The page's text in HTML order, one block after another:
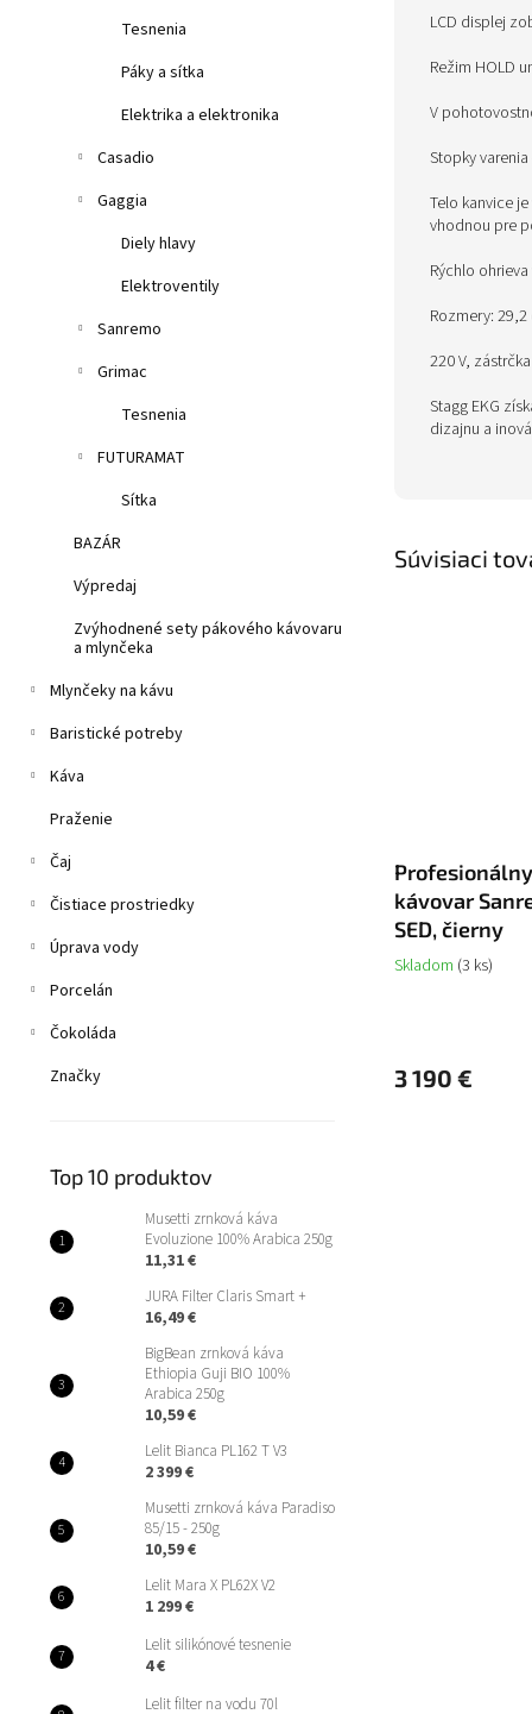
Tesnenia
Páky a sítka
Elektrika a elektronika
Casadio
Gaggia
Diely hlavy
Elektroventily
Sanremo
Grimac
Tesnenia
FUTURAMAT
Sítka
BAZÁR
Výpredaj
Zvýhodnené sety pákového kávovaru
a mlynčeka
Mlynčeky na kávu
Baristické potreby
Káva
Praženie
Čaj
Čistiace prostriedky
Úprava vody
Porcelán
Čokoláda
Značky
Top 10 produktov
Musetti zrnková káva
Evoluzione 100% Arabica 250g
11,31 €
JURA Filter Claris Smart +
16,49 €
BigBean zrnková káva
Ethiopia Guji BIO 100%
Arabica 250g
10,59 €
Lelit Bianca PL162 T V3
2 399 €
Musetti zrnková káva Paradiso
85/15 - 250g
10,59 €
Lelit Mara X PL62X V2
1 299 €
Lelit silikónové tesnenie
4 €
Lelit filter na vodu 70l
LCD displej
Režim HOLD
V
Stopky
Telo kanvice
vhodnou pre
Rýchlo
Rozmery:
220 V,
Stagg EKG
dizajnu a
Súvisiaci
kávovar
SED, čierny
Skladom (3 ks)
3 190 €